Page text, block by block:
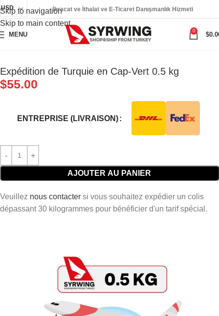
Skip to navigation
Skip to main content
USD İhracat ve İthalat ve E-Ticaret Danışmanlık Hizmeti
MENU
0
$
Expédition de Turquie en Cap-Vert 0.5 kg
$55.00
ENTREPRISE (LIVRAISON)
AJOUTER AU PANIER
Veuillez nous contacter si vous souhaitez expédier un colis
dépassant 30 kilogrammes pour bénéficier d'un tarif spécial.